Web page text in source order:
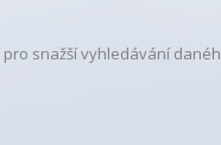
snažší vyhledávání